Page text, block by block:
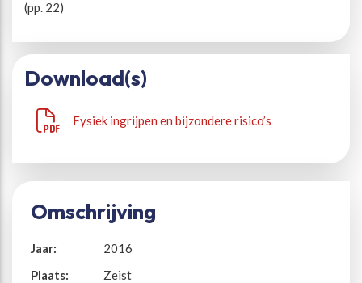
(pp. 22)
Download(s)
Fysiek ingrijpen en bijzondere risico’s
Omschrijving
Jaar:
2016
Plaats:
Zeist
Paralympische topsport
Esports, gaming en gamification
Alle thema’s